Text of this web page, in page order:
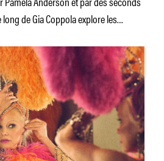
de Gia Coppola explore les